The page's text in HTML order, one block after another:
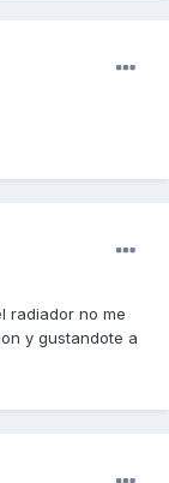
radiador no me
y gustandote a